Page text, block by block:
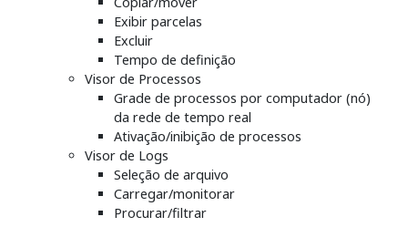
Exibir parcelas
Excluir
Tempo de definição
Visor de Processos
Grade de processos por computador (nó)
da rede de tempo real
Ativação/inibição de processos
Visor de Logs
Seleção de arquivo
Carregar/monitorar
Procurar/filtrar